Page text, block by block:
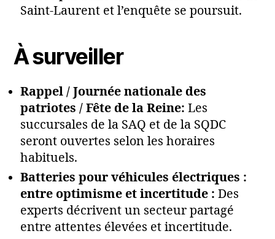
Saint-Laurent et l’enquête se poursuit.
À surveiller
Rappel / Journée nationale des
patriotes / Fête de la Reine: Les
succursales de la SAQ et de la SQDC
seront ouvertes selon les horaires
habituels.
Batteries pour véhicules électriques :
entre optimisme et incertitude : Des
experts décrivent un secteur partagé
entre attentes élevées et incertitude.